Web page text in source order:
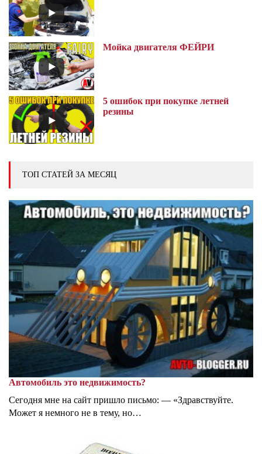
Мойка двигателя ФЕЙРИ
5 ошибок при покупке летней
резины
ТОП СТАТЕЙ ЗА МЕСЯЦ
Автомобиль это недвижимость?
Сегодня мне на сайт пришло письмо: — «Здравствуйте.
Может я немного не в тему, но…